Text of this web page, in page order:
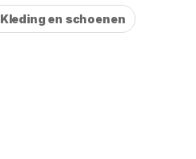
Kleding en schoenen